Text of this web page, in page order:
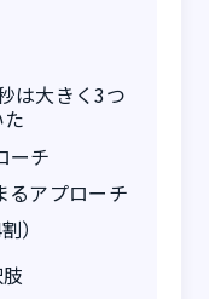
は大きく3つ
ーチ
るアプローチ
）